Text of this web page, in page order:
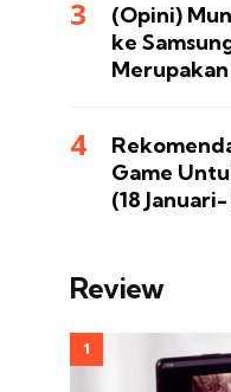
(Opini)
ke
Game
(18
Review